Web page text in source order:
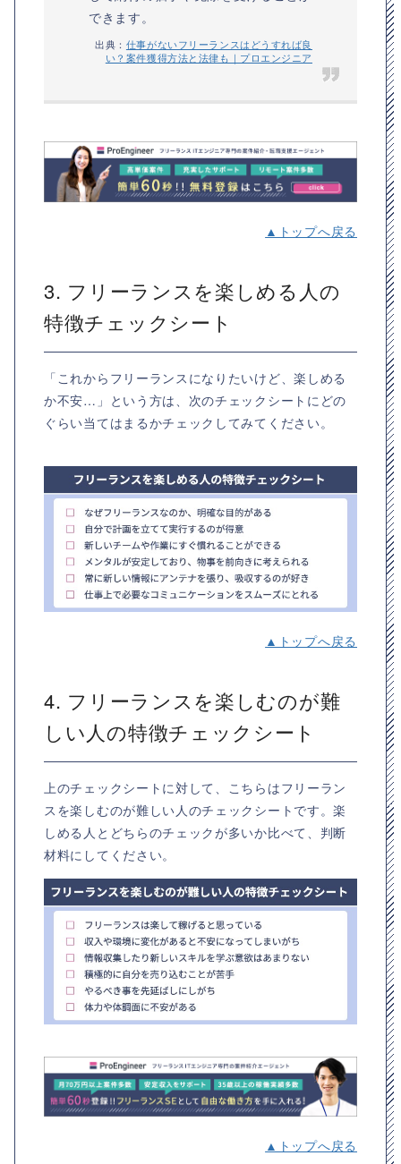
できます。
出典： 仕事がないフリーランスはどうすれば良
い？案件獲得方法と法律も｜プロエンジニア
▲トップへ戻る
3. フリーランスを楽しめる人の
特徴チェックシート
「これからフリーランスになりたいけど、楽しめる
か不安…」という方は、次のチェックシートにどの
ぐらい当てはまるかチェックしてみてください。
▲トップへ戻る
4. フリーランスを楽しむのが難
しい人の特徴チェックシート
上のチェックシートに対して、こちらはフリーラン
スを楽しむのが難しい人のチェックシートです。楽
しめる人とどちらのチェックが多いか比べて、判断
材料にしてください。
▲トップへ戻る